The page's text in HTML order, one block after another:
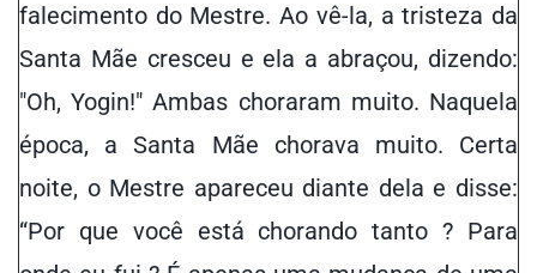
falecimento do Mestre. Ao vê-la, a tristeza da
Santa Mãe cresceu e ela a abraçou, dizendo:
"Oh, Yogin!" Ambas choraram muito. Naquela
época, a Santa Mãe chorava muito. Certa
noite, o Mestre apareceu diante dela e disse:
“Por que você está chorando tanto ? Para